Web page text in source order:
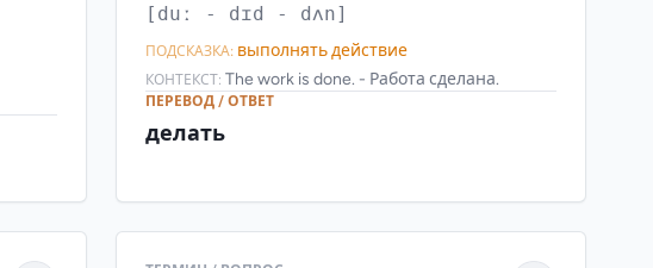
[duː - dɪd - dʌn]
ПОДСКАЗКА: выполнять действие
КОНТЕКСТ: The work is done. - Работа сделана.
ПЕРЕВОД / ОТВЕТ
делать